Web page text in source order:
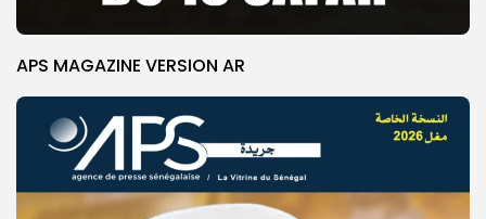
APS MAGAZINE VERSION AR